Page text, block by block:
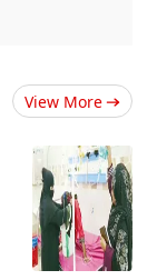
View More